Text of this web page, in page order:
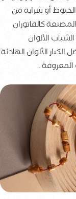
أو شرابة من
كالفاتوران
الألوان
الألوان الهادئة
المعروفة .